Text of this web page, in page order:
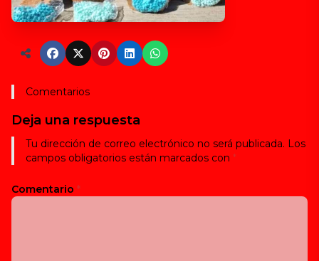
Comentarios
Deja una respuesta
Tu dirección de correo electrónico no será publicada. Los
campos obligatorios están marcados con *
Comentario *